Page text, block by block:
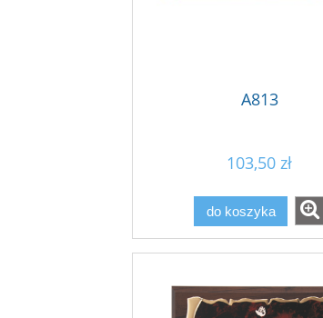
A813
103,50 zł
do koszyka